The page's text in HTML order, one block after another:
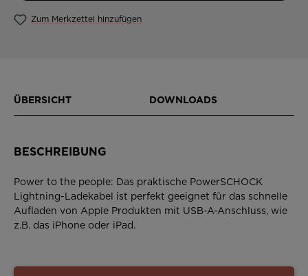
Zum Merkzettel hinzufügen
ÜBERSICHT DOWNLOADS
BESCHREIBUNG
Power to the people: Das praktische PowerSCHOCK
Lightning-Ladekabel ist perfekt geeignet für das schnelle
Aufladen von Apple Produkten mit USB-A-Anschluss, wie
z.B. das iPhone oder iPad.